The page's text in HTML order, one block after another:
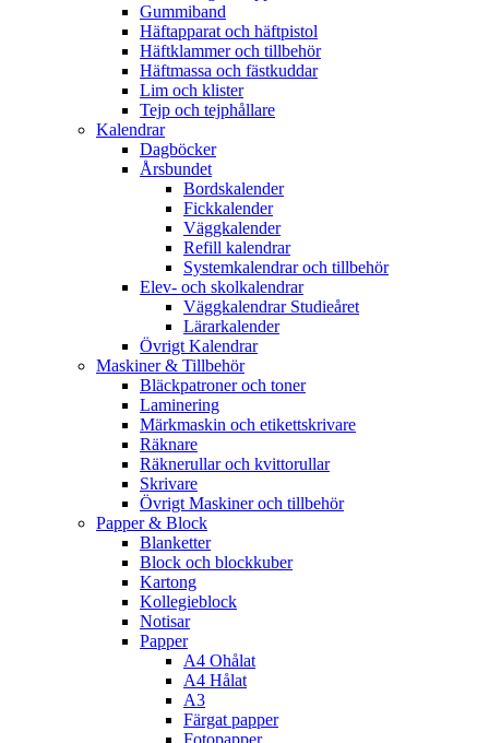
Gummiband
Häftapparat och häftpistol
Häftklammer och tillbehör
Häftmassa och fästkuddar
Lim och klister
Tejp och tejphållare
Kalendrar
Dagböcker
Årsbundet
Bordskalender
Fickkalender
Väggkalender
Refill kalendrar
Systemkalendrar och tillbehör
Elev- och skolkalendrar
Väggkalendrar Studieåret
Lärarkalender
Övrigt Kalendrar
Maskiner & Tillbehör
Bläckpatroner och toner
Laminering
Märkmaskin och etikettskrivare
Räknare
Räknerullar och kvittorullar
Skrivare
Övrigt Maskiner och tillbehör
Papper & Block
Blanketter
Block och blockkuber
Kartong
Kollegieblock
Notisar
Papper
A4 Ohålat
A4 Hålat
A3
Färgat papper
Fotopapper